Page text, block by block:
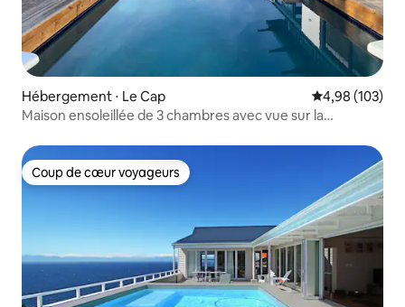
Hébergement ⋅ Le Cap Évaluation
4,98 (103)
Maison ensoleillée de 3 chambres avec vue sur la
Coup de cœur voyageurs
Coup de cœur voyageurs